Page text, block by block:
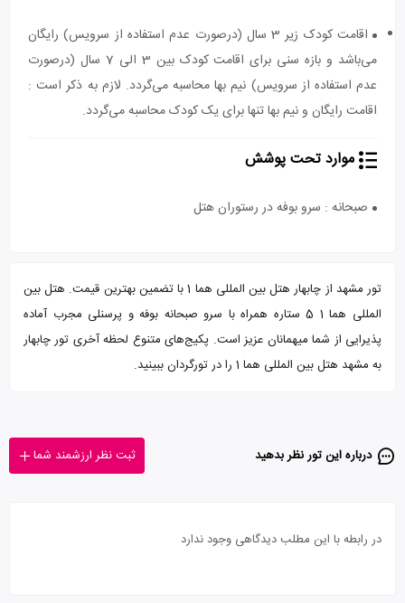
اقامت کودک زیر 3 سال (درصورت عدم استفاده از سرویس) رایگان
می‌باشد و بازه سنی برای اقامت کودک بین 3 الی 7 سال (درصورت
عدم استفاده از سرویس) نیم بها محاسبه می‌گردد. لازم به ذکر است :
اقامت رایگان و نیم بها تنها برای یک کودک محاسبه می‌گردد.
موارد تحت پوشش
صبحانه : سرو بوفه در رستوران هتل
تور مشهد از چابهار هتل بین المللی هما 1 با تضمین بهترین قیمت. هتل بین
المللی هما 1 5 ستاره همراه با سرو صبحانه بوفه و پرسنلی مجرب آماده
پذیرایی از شما میهمانان عزیز است. پکیج‌های متنوع لحظه آخری تور چابهار
به مشهد هتل بین المللی هما 1 را در تورگردان ببینید.
درباره این تور‌ نظر بدهید ثبت نظر ارزشمند شما
در رابطه با این مطلب دیدگاهی وجود ندارد